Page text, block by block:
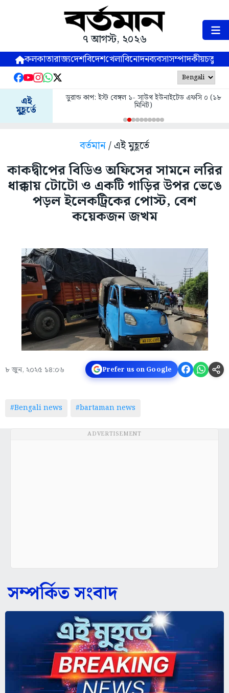
৭ আগস্ট, ২০২৬
কলকাতারাজ্যদেশবিদেশখেলাবিনোদনব্যবসাসম্পাদকীয়
এই
মুহূর্তে
ডুরান্ড কাপ: ইস্ট বেঙ্গল ১- সাউথ ইউনাইটেড এফসি ০ (১৮
মিনিট)
বর্তমান/ এই মুহূর্তে
কাকদ্বীপের বিডিও অফিসের সামনে লরির
ধাক্কায় টোটো ও একটি গাড়ির উপর ভেঙে
পড়ল ইলেকট্রিকের পোস্ট, বেশ
কয়েকজন জখম
৮ জুন, ২০২৫ ১৪:০৬ Prefer us on Google
#Bengali news #bartaman news
ADVERTISEMENT
সম্পর্কিত সংবাদ